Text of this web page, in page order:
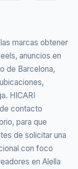
marcas obtener
anuncios en
de Barcelona,
HICARI
contacto
para que
de solicitar una
con foco
en Alella